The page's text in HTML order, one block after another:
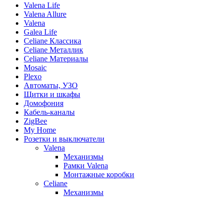
Valena Life
Valena Allure
Valena
Galea Life
Celiane Классика
Celiane Металлик
Celiane Материалы
Mosaic
Plexo
Автоматы, УЗО
Щитки и шкафы
Домофония
Кабель-каналы
ZigBee
My Home
Розетки и выключатели
Valena
Механизмы
Рамки Valena
Монтажные коробки
Celiane
Механизмы